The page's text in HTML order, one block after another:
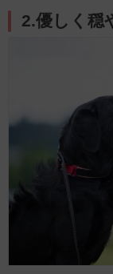
2.優しく穏